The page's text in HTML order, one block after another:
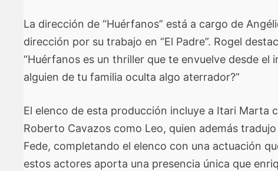
La dirección de “Huérfanos” está a cargo de
dirección por su trabajo en “El Padre”. Rogel
“Huérfanos es un thriller que te envuelve desde
alguien de tu familia oculta algo aterrador?”
El elenco de esta producción incluye a Itari Marta
Roberto Cavazos como Leo, quien además
Fede, completando el elenco con una actuación
estos actores aporta una presencia única que